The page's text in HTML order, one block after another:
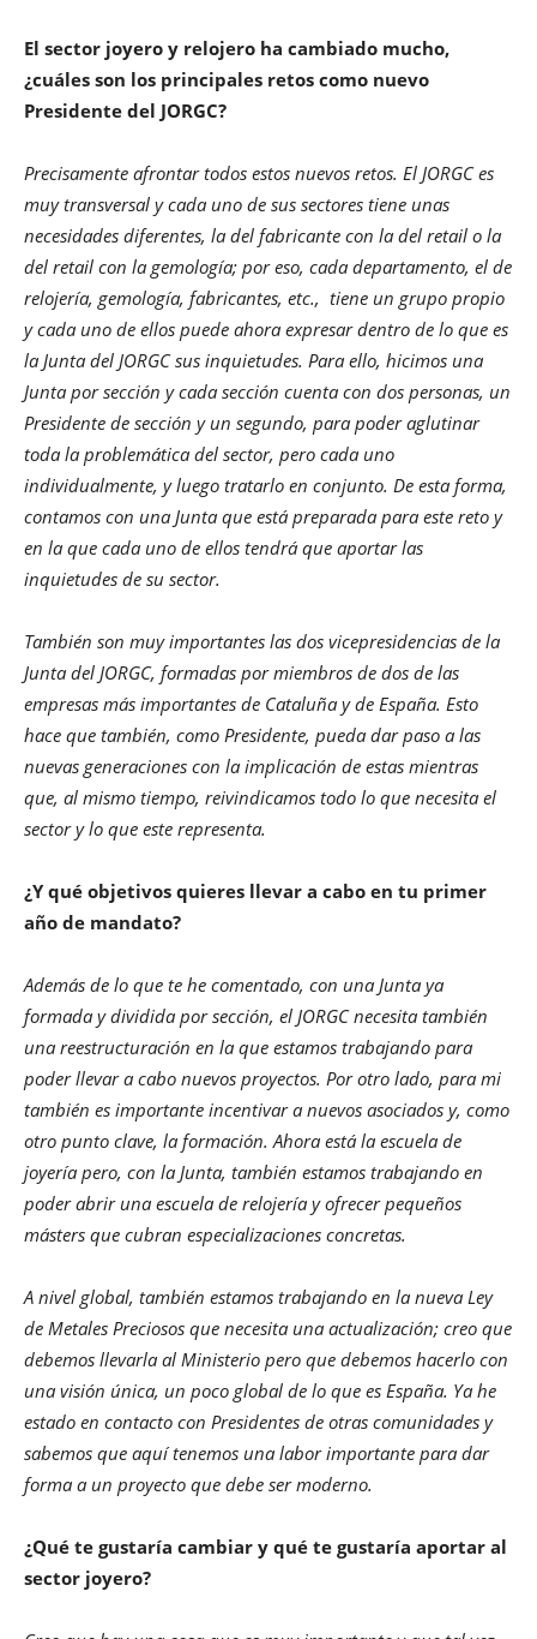
El sector joyero y relojero ha cambiado mucho,
¿cuáles son los principales retos como nuevo
Presidente del JORGC?
Precisamente afrontar todos estos nuevos retos. El JORGC es
muy transversal y cada uno de sus sectores tiene unas
necesidades diferentes, la del fabricante con la del retail o la
del retail con la gemología; por eso, cada departamento, el de
relojería, gemología, fabricantes, etc., tiene un grupo propio
y cada uno de ellos puede ahora expresar dentro de lo que es
la Junta del JORGC sus inquietudes. Para ello, hicimos una
Junta por sección y cada sección cuenta con dos personas, un
Presidente de sección y un segundo, para poder aglutinar
toda la problemática del sector, pero cada uno
individualmente, y luego tratarlo en conjunto. De esta forma,
contamos con una Junta que está preparada para este reto y
en la que cada uno de ellos tendrá que aportar las
inquietudes de su sector.
También son muy importantes las dos vicepresidencias de la
Junta del JORGC, formadas por miembros de dos de las
empresas más importantes de Cataluña y de España. Esto
hace que también, como Presidente, pueda dar paso a las
nuevas generaciones con la implicación de estas mientras
que, al mismo tiempo, reivindicamos todo lo que necesita el
sector y lo que este representa.
¿Y qué objetivos quieres llevar a cabo en tu primer
año de mandato?
Además de lo que te he comentado, con una Junta ya
formada y dividida por sección, el JORGC necesita también
una reestructuración en la que estamos trabajando para
poder llevar a cabo nuevos proyectos. Por otro lado, para mi
también es importante incentivar a nuevos asociados y, como
otro punto clave, la formación. Ahora está la escuela de
joyería pero, con la Junta, también estamos trabajando en
poder abrir una escuela de relojería y ofrecer pequeños
másters que cubran especializaciones concretas.
A nivel global, también estamos trabajando en la nueva Ley
de Metales Preciosos que necesita una actualización; creo que
debemos llevarla al Ministerio pero que debemos hacerlo con
una visión única, un poco global de lo que es España. Ya he
estado en contacto con Presidentes de otras comunidades y
sabemos que aquí tenemos una labor importante para dar
forma a un proyecto que debe ser moderno.
¿Qué te gustaría cambiar y qué te gustaría aportar al
sector joyero?